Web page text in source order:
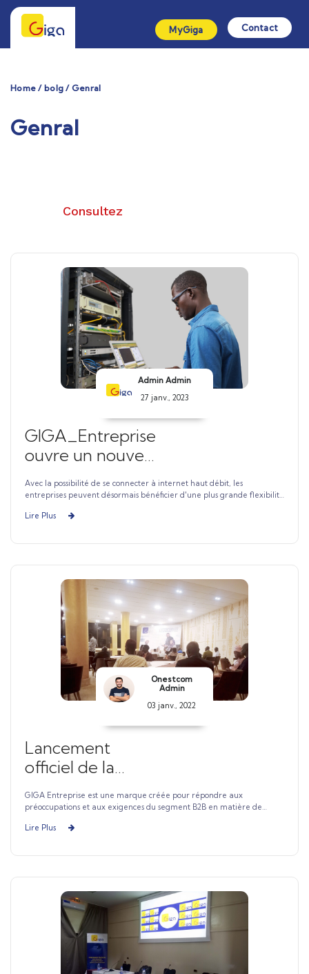
MyGiga Contact
Home / bolg / Genral
Genral
Consultez
Admin Admin
27 janv., 2023
GIGA_Entreprise
ouvre un nouveau
monde pour les
entreprises avec
une connexion
Avec la possibilité de se connecter à internet haut débit, les
entreprises peuvent désormais bénéficier d'une plus grande flexibilité
transformation digitale, mais également accéder à des données et
Lire Plus
Onestcom
Admin
03 janv., 2022
Lancement
officiel de la
marque GIGA
Entreprise
GIGA Entreprise est une marque créée pour répondre aux
préoccupations et aux exigences du segment B2B en matière de
Lire Plus